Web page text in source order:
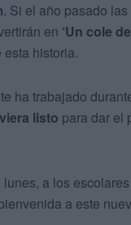
. Si el año pasado
en ‘Un cole
historia.
ha trabajado
listo para dar el
a los
a este